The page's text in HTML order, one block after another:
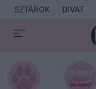
SZTÁROK DIVAT